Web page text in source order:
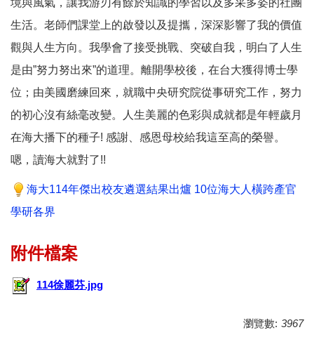
境與風氣，讓我游刃有餘於知識的學習以及多采多姿的社團
生活。老師們課堂上的啟發以及提攜，深深影響了我的價值
觀與人生方向。我學會了接受挑戰、突破自我，明白了人生
是由”努力努出來”的道理。離開學校後，在台大獲得博士學
位；由美國磨練回來，就職中央研究院從事研究工作，努力
的初心沒有絲毫改變。人生美麗的色彩與成就都是年輕歲月
在海大播下的種子! 感謝、感恩母校給我這至高的榮譽。
嗯，讀海大就對了!!
海大114年傑出校友遴選結果出爐 10位海大人橫跨產官
學研各界
114徐麗芬.jpg
瀏覽數: 3967